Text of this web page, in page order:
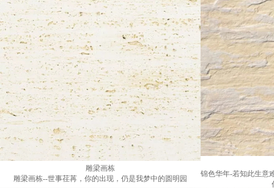
雕梁画栋
雕梁画栋--世事荏苒，你的出现，仍是我梦中的圆明园
锦色华年-若知此生意